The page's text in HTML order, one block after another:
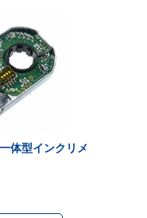
体型インクリメ